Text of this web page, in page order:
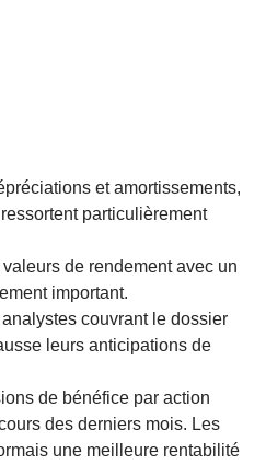
et amortissements,
particulièrement
de rendement avec un
important.
couvrant le dossier
leurs anticipations de
de bénéfice par action
des derniers mois. Les
une meilleure rentabilité